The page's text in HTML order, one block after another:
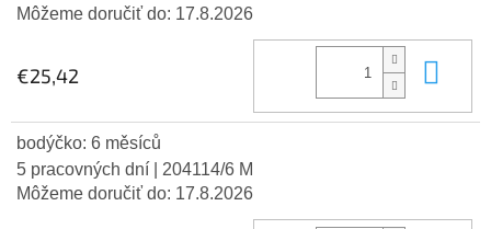
Môžeme doručiť do: 17.8.2026
€25,42
bodýčko: 6 měsíců
5 pracovných dní
| 204114/6 M
Môžeme doručiť do: 17.8.2026